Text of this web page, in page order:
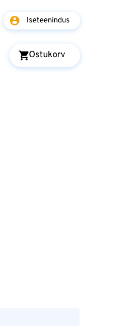
Iseteenindus
Ostukorv